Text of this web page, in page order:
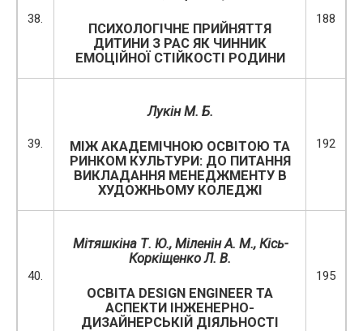
38.
ПСИХОЛОГІЧНЕ ПРИЙНЯТТЯ
ДИТИНИ З РАС ЯК ЧИННИК
ЕМОЦІЙНОЇ СТІЙКОСТІ РОДИНИ
188
39.
Лукін М. Б.
МІЖ АКАДЕМІЧНОЮ ОСВІТОЮ ТА
РИНКОМ КУЛЬТУРИ: ДО ПИТАННЯ
ВИКЛАДАННЯ МЕНЕДЖМЕНТУ В
ХУДОЖНЬОМУ КОЛЕДЖІ
192
40.
Мітяшкіна Т. Ю., Міленін А. М., Кісь-
Коркіщенко Л. В.
ОСВІТА DESIGN ENGINEER ТА
АСПЕКТИ ІНЖЕНЕРНО-
ДИЗАЙНЕРСЬКІЙ ДІЯЛЬНОСТІ
195